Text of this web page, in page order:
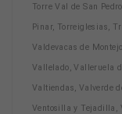
Torre Val de San
Pinar, Torreiglesias,
Valdevacas de
Vallelado, Valleruela
Valtiendas, Valverde
Ventosilla y Tejadilla,